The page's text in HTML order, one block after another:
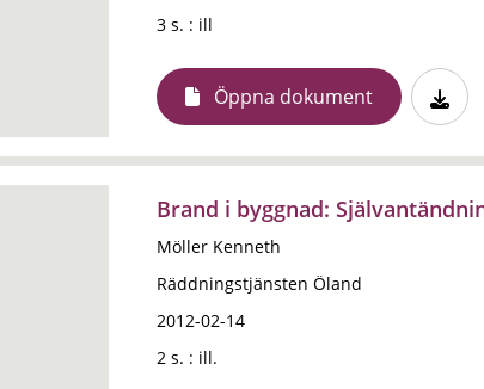
3 s. : ill
Öppna dokument
Brand i byggnad:
Möller Kenneth
Räddningstjänsten Öland
2012-02-14
2 s. : ill.